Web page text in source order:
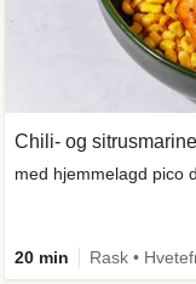
Chili- og
med hjemmelagd pico
20 min